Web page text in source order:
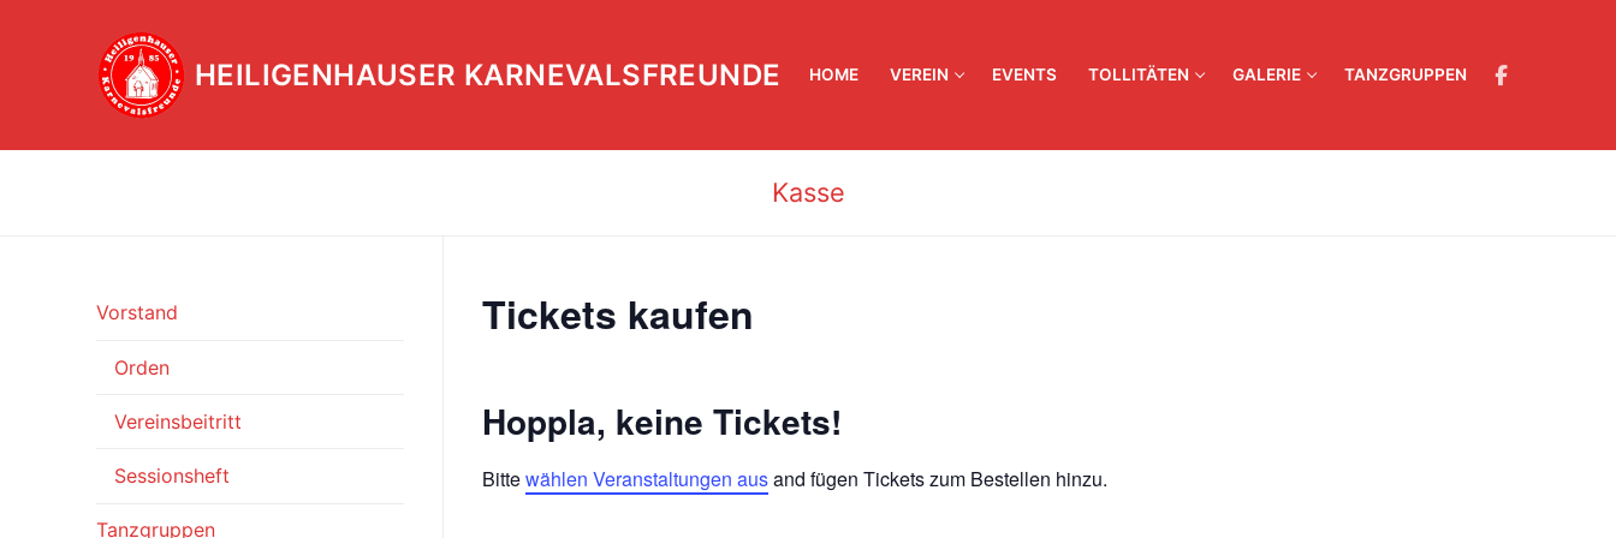
HEILIGENHAUSER KARNEVALSFREUNDE HOME VEREIN EVENTS TOLLITÄTEN GALERIE TANZGRUPPEN
Kasse
Tickets kaufen
Hoppla, keine Tickets!
Bittewählen Veranstaltungen ausand fügen Tickets zum Bestellen hinzu.
Vorstand
Orden
Vereinsbeitritt
Sessionsheft
Tanzgruppen